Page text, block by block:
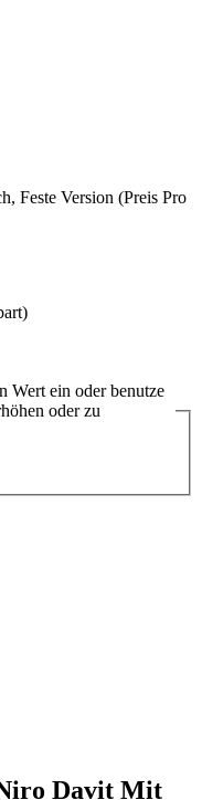
Wert ein oder benutze
oder zu
Davit Mit